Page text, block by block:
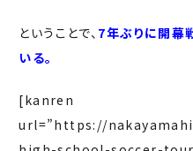
ということで、 7年ぶりに開幕
いる。
[kanren
url=”https://